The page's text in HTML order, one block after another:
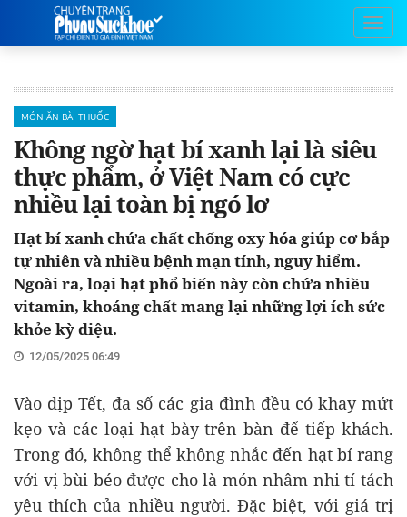
MÓN ĂN BÀI THUỐC
Không ngờ hạt bí xanh lại là siêu
thực phẩm, ở Việt Nam có cực
nhiều lại toàn bị ngó lơ
Hạt bí xanh chứa chất chống oxy hóa giúp cơ bắp
tự nhiên và nhiều bệnh mạn tính, nguy hiểm.
Ngoài ra, loại hạt phổ biến này còn chứa nhiều
vitamin, khoáng chất mang lại những lợi ích sức
khỏe kỳ diệu.
12/05/2025 06:49
Vào dịp Tết, đa số các gia đình đều có khay mứt
kẹo và các loại hạt bày trên bàn để tiếp khách.
Trong đó, không thể không nhắc đến hạt bí rang
với vị bùi béo được cho là món nhâm nhi tí tách
yêu thích của nhiều người. Đặc biệt, với giá trị